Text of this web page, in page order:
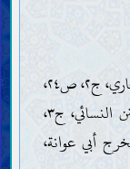
. مسند أحمد، ج٤١، ص٨٩؛ صحيح البخاري، ج٢، ص٢٤،
ج٧، ص٣٨؛ صحيح مسلم، ج٣، ص٢١؛ سنن النسائي، ج٣،
ج٨، ص٢٤٧؛ مستخرج أبي عوانة،